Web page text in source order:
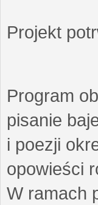
Projekt
Program
pisanie
i poezji
opowieści
W ramach